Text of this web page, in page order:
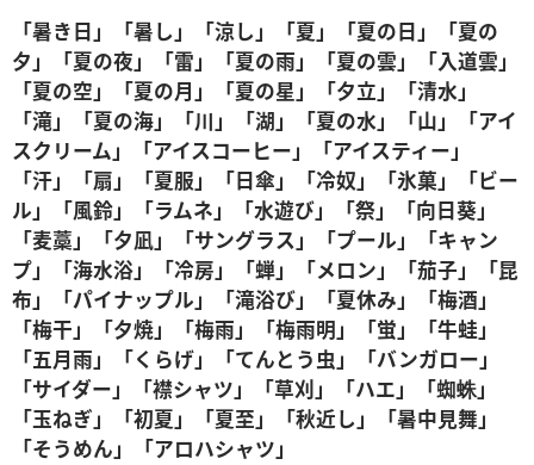
「暑き日」「暑し」「涼し」「夏」「夏の日」「夏の
夕」「夏の夜」「雷」「夏の雨」「夏の雲」「入道雲」
「夏の空」「夏の月」「夏の星」「夕立」「清水」
「滝」「夏の海」「川」「湖」「夏の水」「山」「アイ
スクリーム」「アイスコーヒー」「アイスティー」
「汗」「扇」「夏服」「日傘」「冷奴」「氷菓」「ビー
ル」「風鈴」「ラムネ」「水遊び」「祭」「向日葵」
「麦藁」「夕凪」「サングラス」「プール」「キャン
プ」「海水浴」「冷房」「蝉」「メロン」「茄子」「昆
布」「パイナップル」「滝浴び」「夏休み」「梅酒」
「梅干」「夕焼」「梅雨」「梅雨明」「蛍」「牛蛙」
「五月雨」「くらげ」「てんとう虫」「バンガロー」
「サイダー」「襟シャツ」「草刈」「ハエ」「蜘蛛」
「玉ねぎ」「初夏」「夏至」「秋近し」「暑中見舞」
「そうめん」「アロハシャツ」